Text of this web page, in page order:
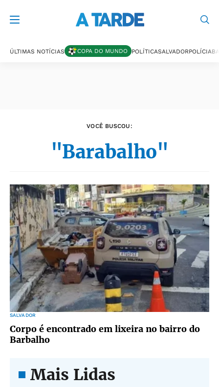
ÚLTIMAS NOTÍCIAS COPA DO MUNDO POLÍTICASALVADORPOLÍCIA
VOCÊ BUSCOU:
"Barabalho"
SALVADOR
Corpo é encontrado em lixeira no bairro do
Barbalho
Mais Lidas